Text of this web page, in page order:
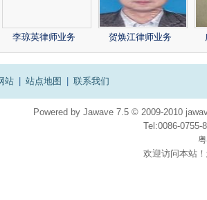
李琼英律师业务 贺焕江律师业务
站 站点地图 联系我们
Powered by Jawave 7.5 © 2009-2010
Tel:0086-
欢迎访问本站